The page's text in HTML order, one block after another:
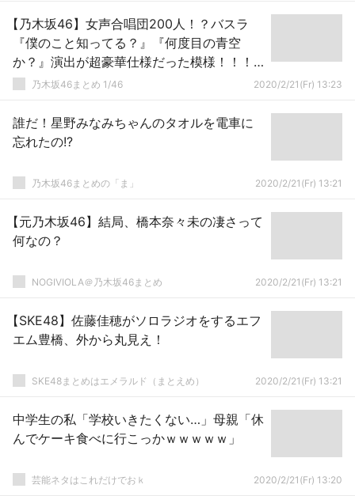
【乃木坂46】女声合唱団200人！？バスラ
『僕のこと知ってる？』『何度目の青空
か？』演出が超豪華仕様だった模様！！！
【8thバスラ@ナゴヤドーム1日目】
乃木坂46まとめ 1/46 2020/2/21(Fr) 13:23
誰だ！星野みなみちゃんのタオルを電車に
忘れたの!?
乃木坂46まとめの「ま」 2020/2/21(Fr) 13:21
【元乃木坂46】結局、橋本奈々未の凄さって
何なの？
NOGIVIOLA＠乃木坂46まとめ 2020/2/21(Fr) 13:21
【SKE48】佐藤佳穂がソロラジオをするエフ
エム豊橋、外から丸見え！
SKE48まとめはエメラルド（まとえめ） 2020/2/21(Fr) 13:21
中学生の私「学校いきたくない…」母親「休
んでケーキ食べに行こっかｗｗｗｗｗ」
芸能ネタはこれだけでおｋ 2020/2/21(Fr) 13:20